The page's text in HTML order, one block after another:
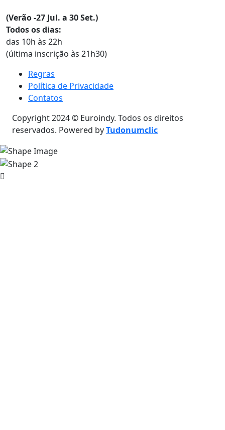
(Verão -27 Jul. a 30 Set.)
Todos os dias:
das 10h às 22h
(última inscrição às 21h30)
Regras
Política de Privacidade
Contatos
Copyright 2024 © Euroindy. Todos os direitos
reservados. Powered byTudonumclic